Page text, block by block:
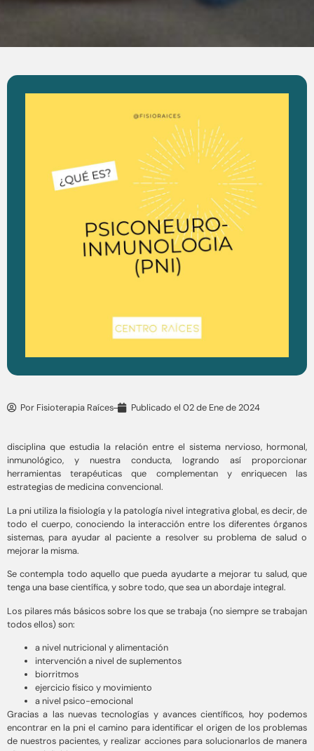
Por Fisioterapia Raíces Publicado el 02 de Ene de 2024
disciplina que estudia la relación entre el sistema nervioso, hormonal,
inmunológico, y nuestra conducta, logrando así proporcionar
herramientas terapéuticas que complementan y enriquecen las
estrategias de medicina convencional.
La pni utiliza la fisiología y la patología nivel integrativa global, es decir, de
todo el cuerpo, conociendo la interacción entre los diferentes órganos
sistemas, para ayudar al paciente a resolver su problema de salud o
mejorar la misma.
Se contempla todo aquello que pueda ayudarte a mejorar tu salud, que
tenga una base científica, y sobre todo, que sea un abordaje integral.
Los pilares más básicos sobre los que se trabaja (no siempre se trabajan
todos ellos) son:
a nivel nutricional y alimentación
intervención a nivel de suplementos
biorritmos
ejercicio físico y movimiento
a nivel psico-emocional
Gracias a las nuevas tecnologías y avances científicos, hoy podemos
encontrar en la pni el camino para identificar el origen de los problemas
de nuestros pacientes, y realizar acciones para solucionarlos de manera